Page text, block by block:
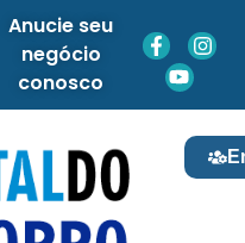
Anucie seu
negócio
conosco